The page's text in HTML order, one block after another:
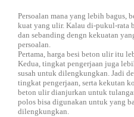
Persoalan mana yang lebih bagus,
kuat yang ulir. Kalau di-pukul-rata
dan sebanding dengn kekuatan
persoalan.
Pertama, harga besi beton ulir itu
Kedua, tingkat pengerjaan juga
susah untuk dilengkungkan. Jadi
tingkat pengerjaan, serta kekutan
beton ulir dianjurkan untuk
polos bisa digunakan untuk yang
dilengkungkan.